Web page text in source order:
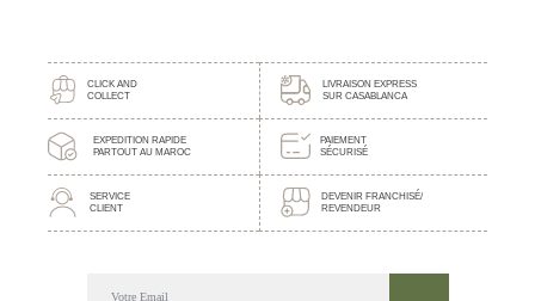
CLICK AND
COLLECT
LIVRAISON EXPRESS
SUR CASABLANCA
EXPEDITION RAPIDE
PARTOUT AU MAROC
PAIEMENT
SÉCURISÉ
SERVICE
CLIENT
DEVENIR FRANCHISÉ/
REVENDEUR
DECOUVREZ NOTRE NEWSLETTER GOURMANDE
SUIVEZ NOS ACTUALITE ET EVENEMENTS